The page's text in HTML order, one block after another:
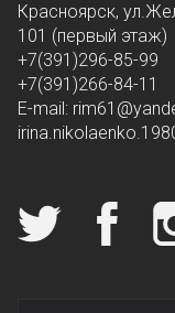
Красноярск,
101 (первый этаж)
+7(391)296-85-99
+7(391)266-84-11
E-mail: rim61
Мы в социальных